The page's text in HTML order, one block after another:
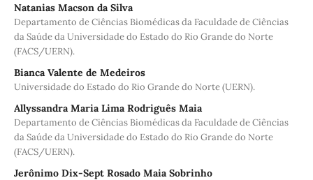
Natanias Macson da Silva
Departamento de Ciências Biomédicas da Faculdade de Ciências
da Saúde da Universidade do Estado do Rio Grande do Norte
(FACS/UERN).
Bianca Valente de Medeiros
Universidade do Estado do Rio Grande do Norte (UERN).
Allyssandra Maria Lima Rodriguês Maia
Departamento de Ciências Biomédicas da Faculdade de Ciências
da Saúde da Universidade do Estado do Rio Grande do Norte
(FACS/UERN).
Jerônimo Dix-Sept Rosado Maia Sobrinho